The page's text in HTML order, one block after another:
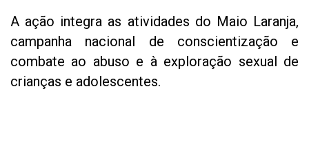
A ação integra as atividades do Maio Laranja,
campanha nacional de conscientização e
combate ao abuso e à exploração sexual de
crianças e adolescentes.